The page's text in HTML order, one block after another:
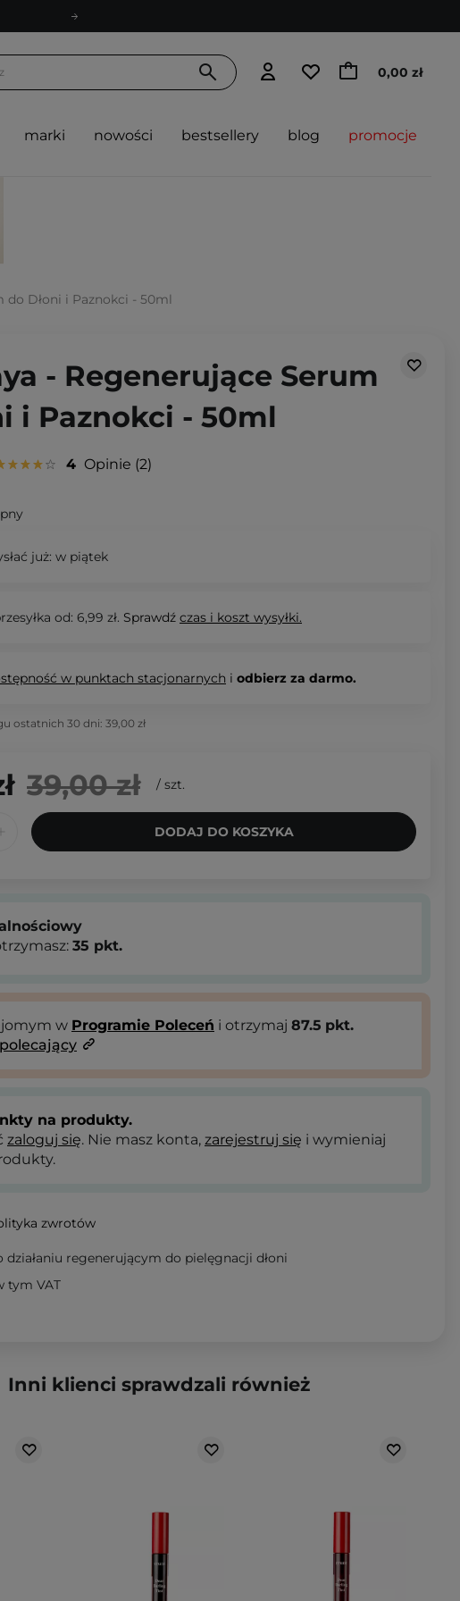
0,00 zł
marki nowości bestsellery blog promocje
do Dłoni i Paznokci - 50ml
- Regenerujące Serum
i Paznokci - 50ml
4 Opinie 2
już: w piątek
od: 6,99 zł. Sprawdź czas i koszt wysyłki.
w punktach stacjonarnych i odbierz za darmo.
ostatnich 30 dni: 39,00 zł
39,00 zł / szt.
DODAJ DO KOSZYKA
35 pkt.
w Programie Poleceń i otrzymaj 87.5 pkt.
na produkty.
zaloguj się. Nie masz konta, zarejestruj się i wymieniaj
zwrotów
działaniu regenerującym do pielęgnacji dłoni
tym VAT
Inni klienci sprawdzali również